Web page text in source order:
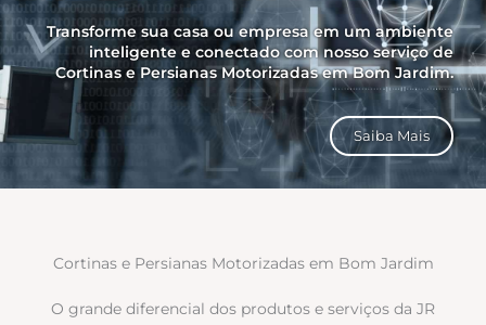
Transforme sua casa ou empresa em um ambiente
inteligente e conectado com nosso serviço de
Cortinas e Persianas Motorizadas em Bom Jardim.
Saiba Mais
Cortinas e Persianas Motorizadas em Bom Jardim
O grande diferencial dos produtos e serviços da JR